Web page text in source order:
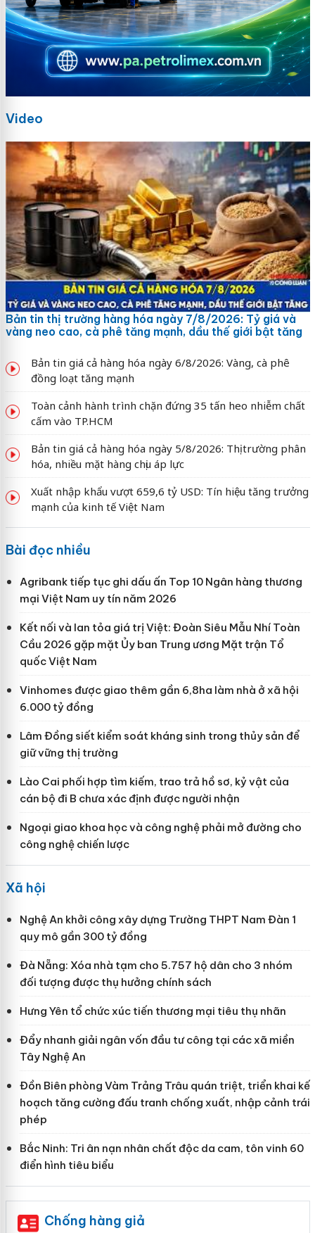
Video
Bản tin thị trường hàng hóa ngày 7/8/2026: Tỷ giá và
vàng neo cao, cà phê tăng mạnh, dầu thế giới bật tăng
Bản tin giá cả hàng hóa ngày 6/8/2026: Vàng, cà phê
đồng loạt tăng mạnh
Toàn cảnh hành trình chặn đứng 35 tấn heo nhiễm chất
cấm vào TP.HCM
Bản tin giá cả hàng hóa ngày 5/8/2026: Thị trường phân
hóa, nhiều mặt hàng chịu áp lực
Xuất nhập khẩu vượt 659,6 tỷ USD: Tín hiệu tăng trưởng
mạnh của kinh tế Việt Nam
Bài đọc nhiều
Agribank tiếp tục ghi dấu ấn Top 10 Ngân hàng thương
mại Việt Nam uy tín năm 2026
Kết nối và lan tỏa giá trị Việt: Đoàn Siêu Mẫu Nhí Toàn
Cầu 2026 gặp mặt Ủy ban Trung ương Mặt trận Tổ
quốc Việt Nam
Vinhomes được giao thêm gần 6,8ha làm nhà ở xã hội
6.000 tỷ đồng
Lâm Đồng siết kiểm soát kháng sinh trong thủy sản để
giữ vững thị trường
Lào Cai phối hợp tìm kiếm, trao trả hồ sơ, kỷ vật của
cán bộ đi B chưa xác định được người nhận
Ngoại giao khoa học và công nghệ phải mở đường cho
công nghệ chiến lược
Xã hội
Nghệ An khởi công xây dựng Trường THPT Nam Đàn 1
quy mô gần 300 tỷ đồng
Đà Nẵng: Xóa nhà tạm cho 5.757 hộ dân cho 3 nhóm
đối tượng được thụ hưởng chính sách
Hưng Yên tổ chức xúc tiến thương mại tiêu thụ nhãn
Đẩy nhanh giải ngân vốn đầu tư công tại các xã miền
Tây Nghệ An
Đồn Biên phòng Vàm Trảng Trâu quán triệt, triển khai kế
hoạch tăng cường đấu tranh chống xuất, nhập cảnh trái
phép
Bắc Ninh: Tri ân nạn nhân chất độc da cam, tôn vinh 60
điển hình tiêu biểu
Chống hàng giả